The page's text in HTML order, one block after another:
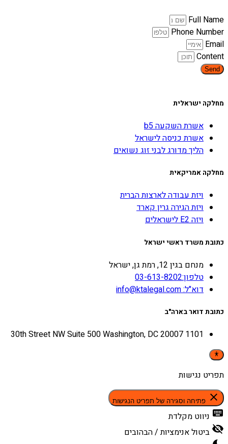
Full Name
Phone Number
Email
Content
Send
מחלקה ישראלית
אשרת השקעה b5
אשרת כניסה לישראל
הליך מדורג לבני זוג נשואים
מחלקה אמריקאית
ויזת עבודה לארצות הברית
ויזת הגירה גרין קארד
ויזה E2 לישראלים
כתובת משרד ראשי ישראל
מנחם בגין 12, רמת גן, ישראל
טלפון:03-613-8202
דוא"ל: info@ktalegal.com
כתובת דואר בארה"ב
1101 30th Street NW Suite 500 Washington, DC 20007
תפריט נגישות
close פתיחה וסגירה של תפריט הנגישות
keyboard ניווט מקלדת
visibility_off ביטול אנימציות / הבהובים